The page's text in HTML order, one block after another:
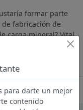
formar parte
fabricación de
carga mineral? Vital
de muebles y
Oferta desactivada
para darte un mejor
contenido